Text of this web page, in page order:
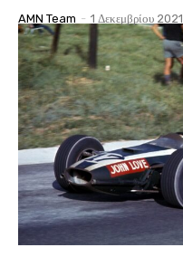
AMN Team - 1 Δεκεμβρίου 2021